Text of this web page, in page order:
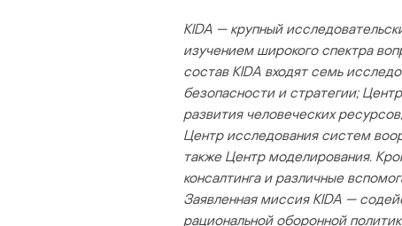
KIDA — крупный
изучением широкого спектра
состав KIDA входят семь
безопасности и стратегии;
развития человеческих
Центр исследования систем
также Центр моделирования.
консалтинга и различные
Заявленная миссия KIDA —
рациональной оборонной